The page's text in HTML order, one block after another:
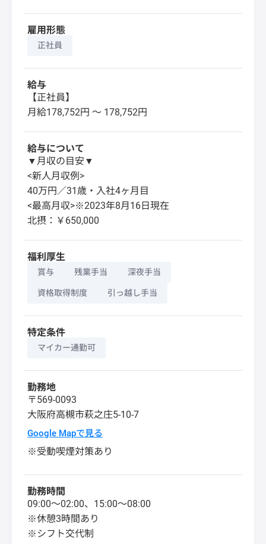
雇用形態
正社員
給与
【正社員】
月給178,752円 〜 178,752円
給与について
▼月収の目安▼
<新人月収例>
40万円／31歳・入社4ヶ月目
<最高月収>※2023年8月16日現在
北摂：￥650,000
福利厚生
賞与 残業手当 深夜手当
資格取得制度 引っ越し手当
特定条件
マイカー通勤可
勤務地
〒569-0093
大阪府高槻市萩之庄5-10-7
Google Mapで見る
※受動喫煙対策あり
勤務時間
09:00～02:00、15:00～08:00
※休憩3時間あり
※シフト交代制